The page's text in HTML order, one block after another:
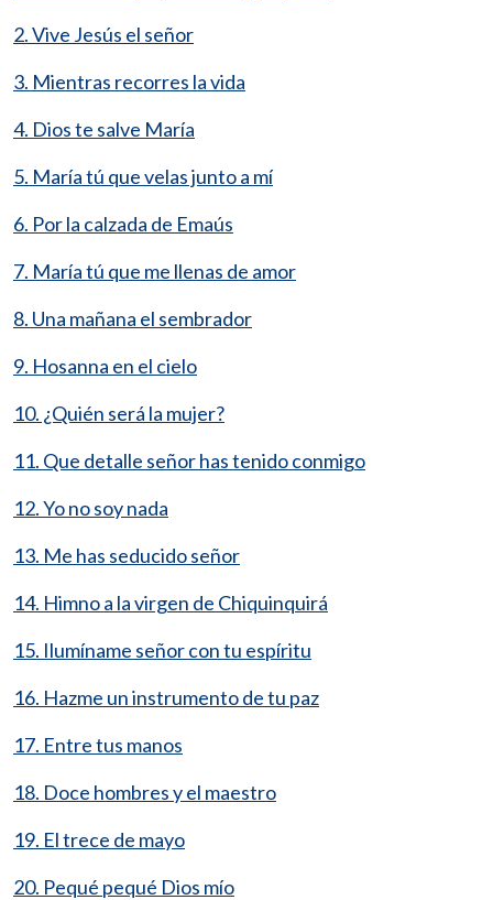
2. Vive Jesús el señor
3. Mientras recorres la vida
4. Dios te salve María
5. María tú que velas junto a mí
6. Por la calzada de Emaús
7. María tú que me llenas de amor
8. Una mañana el sembrador
9. Hosanna en el cielo
10. ¿Quién será la mujer?
11. Que detalle señor has tenido conmigo
12. Yo no soy nada
13. Me has seducido señor
14. Himno a la virgen de Chiquinquirá
15. Ilumíname señor con tu espíritu
16. Hazme un instrumento de tu paz
17. Entre tus manos
18. Doce hombres y el maestro
19. El trece de mayo
20. Pequé pequé Dios mío